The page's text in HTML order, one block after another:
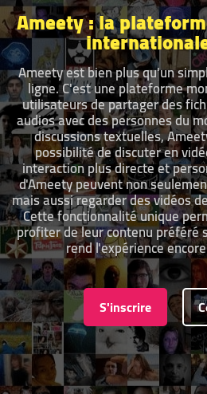
Ameety : la
Ameety est bien plus qu'un
ligne. C'est une plateforme
utilisateurs de partager des
audios avec des personnes du
discussions textuelles,
possibilité de discuter en
interaction plus directe et
d'Ameety peuvent non
mais aussi regarder des vidéos
Cette fonctionnalité unique
profiter de leur contenu préféré
rend l'expérience
S'inscrire